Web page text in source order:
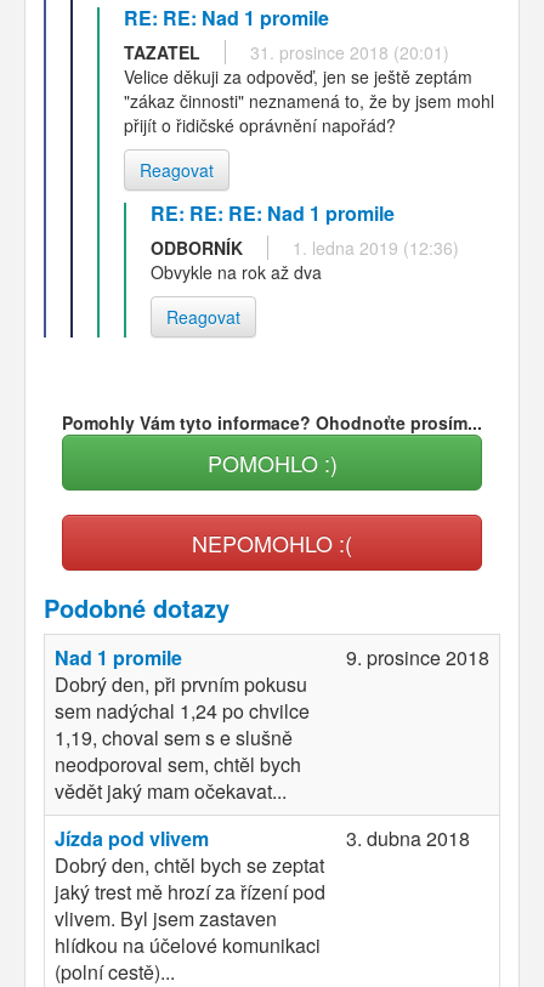
RE: RE: Nad 1 promile
TAZATEL
31. prosince 2018 (20:01)
Velice děkuji za odpověď, jen se ještě zeptám
"zákaz činnosti" neznamená to, že by jsem mohl
přijít o řidičské oprávnění napořád?
Reagovat
RE: RE: RE: Nad 1 promile
ODBORNÍK
1. ledna 2019 (12:36)
Obvykle na rok až dva
Reagovat
Pomohly Vám tyto informace? Ohodnoťte prosím...
POMOHLO :)
NEPOMOHLO :(
Podobné dotazy
Nad 1 promile
Dobrý den, při prvním pokusu
sem nadýchal 1,24 po chvilce
1,19, choval sem s e slušně
neodporoval sem, chtěl bych
vědět jaký mam očekavat...
9. prosince 2018
Jízda pod vlivem
Dobrý den, chtěl bych se zeptat
jaký trest mě hrozí za řízení pod
vlivem. Byl jsem zastaven
hlídkou na účelové komunikaci
(polní cestě)...
3. dubna 2018